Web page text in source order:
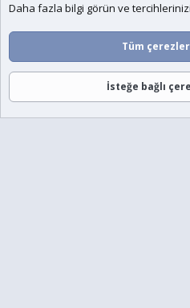
Daha fazla bilgi görün ve tercihlerinizi
Tüm
İsteğe bağlı